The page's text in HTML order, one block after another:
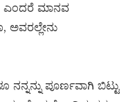
ಎಂದರೆ ಮಾನವ
ಅವರಲ್ಲೇನು
ನನ್ನನ್ನು ಪೂರ್ಣವಾಗಿ ಬಿಟ್ಟು